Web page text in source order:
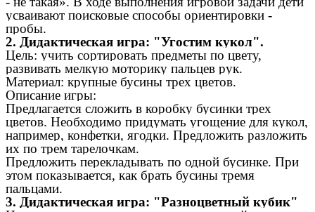
усваивают поисковые способы ориентировки -
пробы.
2. Дидактическая игра: "Угостим кукол".
Цель: учить сортировать предметы по цвету,
развивать мелкую моторику пальцев рук.
Материал: крупные бусины трех цветов.
Описание игры:
Предлагается сложить в коробку бусинки трех
цветов. Необходимо придумать угощение для кукол,
например, конфетки, ягодки. Предложить разложить
их по трем тарелочкам.
Предложить перекладывать по одной бусинке. При
этом показывается, как брать бусины тремя
пальцами.
3. Дидактическая игра: "Разноцветный кубик"